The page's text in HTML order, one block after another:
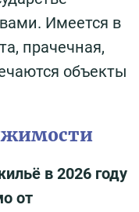
Имеется в
прачечная,
объекты
в 2026 году
от